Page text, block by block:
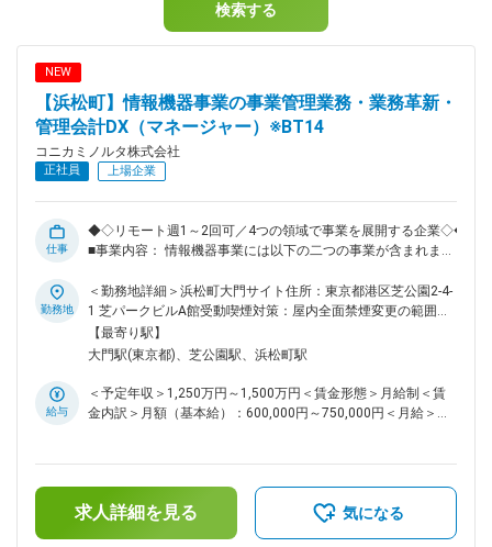
ヘルプ
検索する
NEW
【浜松町】情報機器事業の事業管理業務・業務革新・
管理会計DX（マネージャー）※BT14
コニカミノルタ株式会社
正社員 上場企業
仕事
◆◇リモート週1～2回可／4つの領域で事業を展開する企業◇◆
■事業内容： 情報機器事業には以下の二つの事業が含まれま
品の開発・製造・販売、並びに関連サービス・ソリューショ
ン、及びITサービス・ソリューションの提供 （2）プロフェッ
ショナルプリント事業 デジタル印刷システム・関連消耗品の
開発・製造・販売、各種印刷サービス・ソリューションの提供
半期別実績・予算・見通し）並びに予算・中期計画策定 ・
BU（ビジネスユニット）別損益管理並びに損益・CF・資本効
よる計数管理業務の強化、効率化（DX推進） ・情報機器事業
の基幹会議運営事務局 ※将来的には、マネージャーとしてチー
ムメンバーのマネージメント（部下の目標設定・評価・教育も
含む）も担っていただく期待があります。 ■働き方： ・リモ
勤務地
＜勤務地詳細＞浜松町大門サイト住所：東京都港区芝公園2-4-
1 芝パークビルA館受動喫煙対策：屋内全面禁煙変更の範囲：
会社の定める事業所（リモートワーク含む）
【最寄り駅】
大門駅(東京都)、芝公園駅、浜松町駅
給与
＜予定年収＞1,250万円～1,500万円＜賃金形態＞月給制＜賃
金内訳＞月額（基本給）：600,000円～750,000円＜月給＞
あり、選考を通じて上下する可能性があります。月給(月額)は
固定手当を含めた表記です。
求人詳細を見る 気になる